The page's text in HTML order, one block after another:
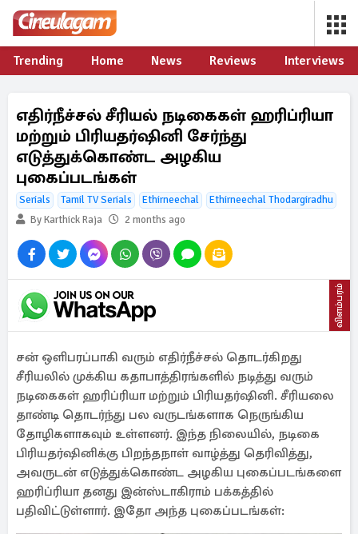
Trending Home News Reviews Interviews
எதிர்நீச்சல் சீரியல் நடிகைகள் ஹரிப்ரியா
மற்றும் பிரியதர்ஷினி சேர்ந்து
எடுத்துக்கொண்ட அழகிய
புகைப்படங்கள்
Serials Tamil TV Serials Ethirneechal
Ethirneechal Thodargiradhu
By Karthick Raja
2 months ago
விளம்பரம்
சன் ஒளிபரப்பாகி வரும் எதிர்நீச்சல் தொடர்கிறது
சீரியலில் முக்கிய கதாபாத்திரங்களில் நடித்து வரும்
நடிகைகள் ஹரிப்ரியா மற்றும் பிரியதர்ஷினி. சீரியலை
தாண்டி தொடர்ந்து பல வருடங்களாக நெருங்கிய
தோழிகளாகவும் உள்ளனர். இந்த நிலையில், நடிகை
பிரியதர்ஷினிக்கு பிறந்தநாள் வாழ்த்து தெரிவித்து,
அவருடன் எடுத்துக்கொண்ட அழகிய புகைப்படங்களை
ஹரிப்ரியா தனது இன்ஸ்டாகிராம் பக்கத்தில்
பதிவிட்டுள்ளார். இதோ அந்த புகைப்படங்கள்: